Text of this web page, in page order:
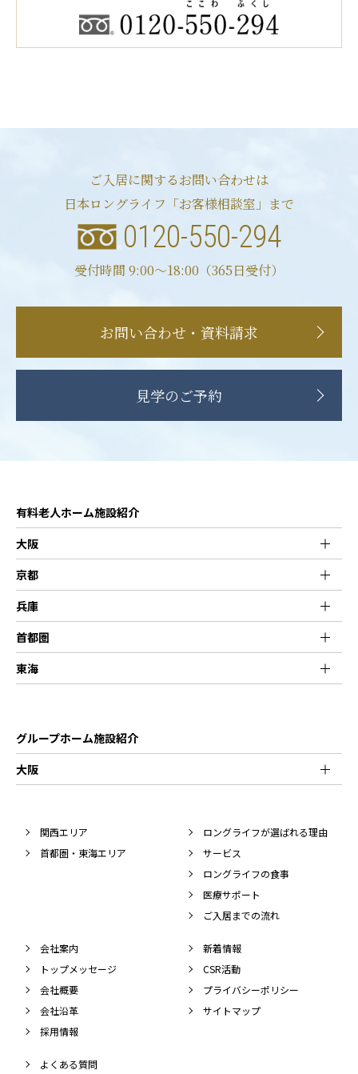
で、業務の遂行上必要 な限りにおいて利用します。
また、個人情報を第三者との間で共同利用し、また
第4．個人情報の第三者提供
に本人の同意を得ることなく第三者に提供しませ
ん。
第5．個人情報の管理
全に管理するとともに個人情報の紛失、改ざん、漏
リティー対策を実現します。
第6．個人情報の開示・訂正・利用停止・消去
用停止・消去などを求める権利を有していることを
認識し、個人情報相談窓口を設置して、これらの要
第7．組織・体制
当社は、業務上使用する個人情報について適正な管
第8．個人情報保護コンプライアンス・プログラムの策
定・実施
当社は、この個人保護方針を実行するため、個人情
報保護コンプライアンス・プログラムを策定し、こ
態を維持します。
第9．Cookie情報の利用について
cookie情報によって個人を特定することはできず、
お客様個人のプライバシーを侵害することはござい
ません。また、取得されたcookie情報は、弊社プラ
は、cookieの送受信に関して「すべてのcookieを許
可する」、「すべてのcookieを拒否する」、などを
ブラウザ設定より任意に選択でき、cookie受信を拒
ご入居に関するお問い合わせは
日本ロングライフ「お客様相談室」まで
0120-550-294
受付時間 9:00〜18:00（365日受付）
お問い合わせ・資料請求
見学のご予約
有料老人ホーム施設紹介
大阪
京都
兵庫
首都圏
東海
グループホーム施設紹介
大阪
関西エリア
首都圏・東海エリア
ロングライフが選ばれる理由
サービス
ロングライフの食事
医療サポート
ご入居までの流れ
会社案内
トップメッセージ
会社概要
会社沿革
採用情報
新着情報
CSR活動
プライバシーポリシー
サイトマップ
よくある質問